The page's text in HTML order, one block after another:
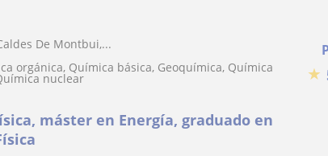
★
De Montbui,...
orgánica, Química básica, Geoquímica, Química
nuclear
máster en Energía, graduado en